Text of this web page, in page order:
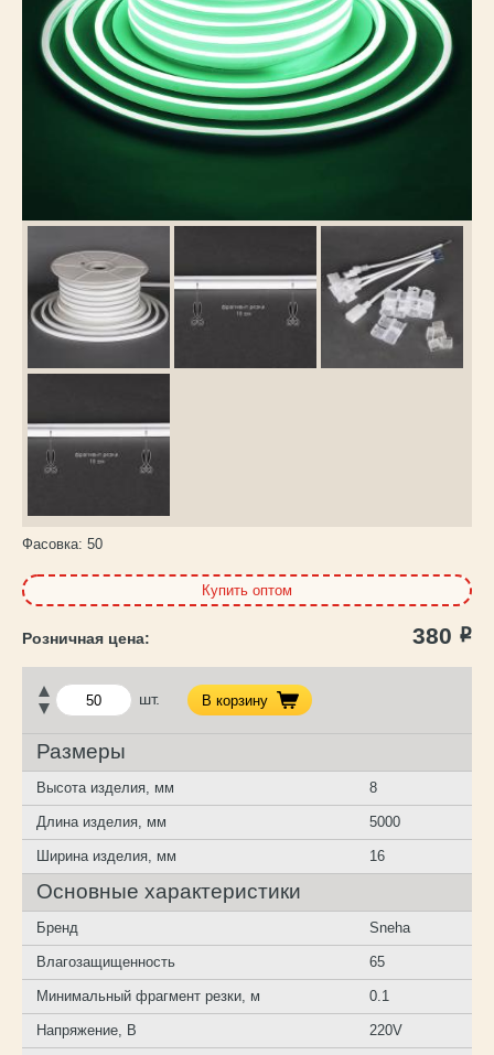
Каталог
товаров
Фасовка: 50
Купить оптом
380 Р
шт. В корзину
Размеры
Высота изделия, мм 8
Длина изделия, мм 5000
Ширина изделия, мм 16
Основные характеристики
Бренд Sneha
Влагозащищенность 65
Минимальный фрагмент резки, м 0.1
Напряжение, В 220V